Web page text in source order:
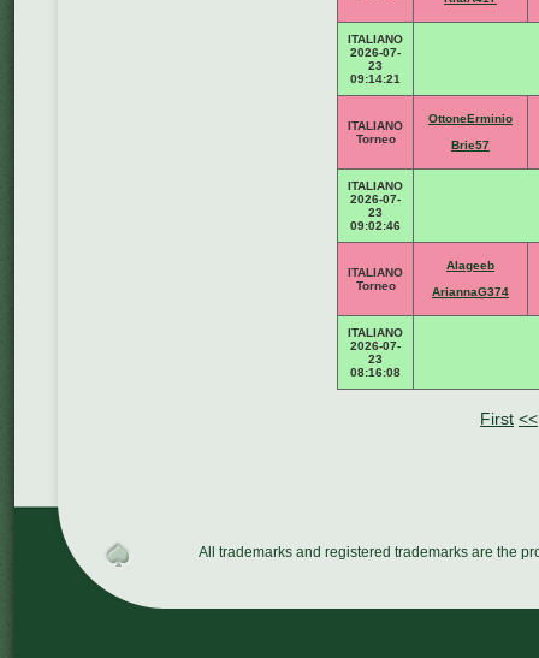
ITALIANO
2026-07-
23
09:14:21
ITALIANO
Torneo
OttoneErminio
Brie57
ITALIANO
2026-07-
23
09:02:46
ITALIANO
Torneo
Alageeb
AriannaG374
ITALIANO
2026-07-
23
08:16:08
First <<
All trademarks and registered trademarks are the